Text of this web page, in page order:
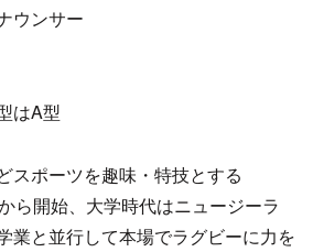
ウンサー
はA型
スポーツを趣味・特技とする
ら開始、大学時代はニュージーラ
業と並行して本場でラグビーに力を